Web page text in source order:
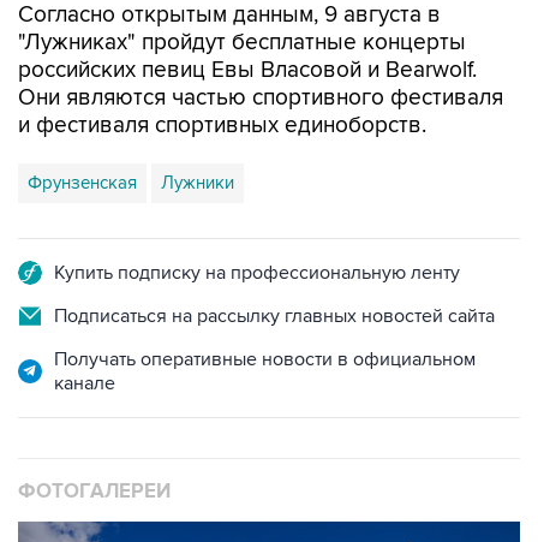
Согласно открытым данным, 9 августа в
"Лужниках" пройдут бесплатные концерты
российских певиц Евы Власовой и Bearwolf.
Они являются частью спортивного фестиваля
и фестиваля спортивных единоборств.
Фрунзенская Лужники
Купить подписку на профессиональную ленту
Подписаться на рассылку главных новостей сайта
Получать оперативные новости в официальном
канале
ФОТОГАЛЕРЕИ